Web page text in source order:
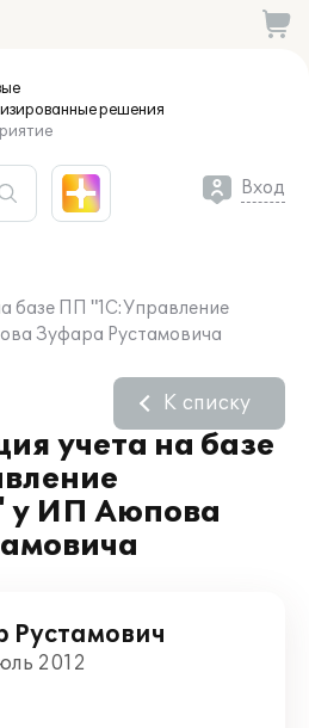
решения
Вход
базе ПП "1С:Управление
Зуфара Рустамовича
учета на базе
у ИП Аюпова
К списку
2012